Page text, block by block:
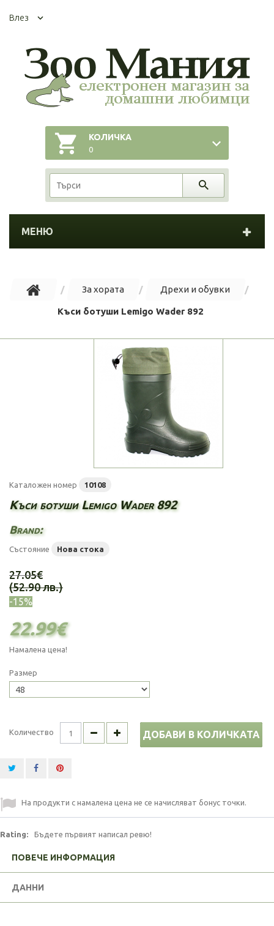
Влез
КОЛИЧКА
0
МЕНЮ
За хората Дрехи и обувки
Къси ботуши Lemigo Wader 892
Каталожен номер 10108
Къси ботуши Lemigo Wader 892
Brand:
Състояние Нова стока
27.05€
(52.90 лв.)
-15%
22.99€
Намалена цена!
Размер
Количество ДОБАВИ В КОЛИЧКАТА
На продукти с намалена цена не се начисляват бонус точки.
Rating: Бъдете първият написал ревю!
ПОВЕЧЕ ИНФОРМАЦИЯ
ДАННИ